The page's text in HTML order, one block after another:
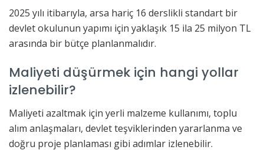
2025 yılı itibarıyla, arsa hariç 16 derslikli standart bir
devlet okulunun yapımı için yaklaşık 15 ila 25 milyon TL
arasında bir bütçe planlanmalıdır.
Maliyeti düşürmek için hangi yollar
izlenebilir?
Maliyeti azaltmak için yerli malzeme kullanımı, toplu
alım anlaşmaları, devlet teşviklerinden yararlanma ve
doğru proje planlaması gibi adımlar izlenebilir.